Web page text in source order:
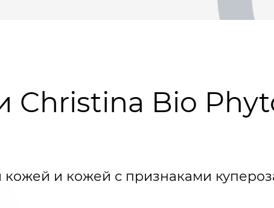
Christina Bio
кожей и кожей с признаками